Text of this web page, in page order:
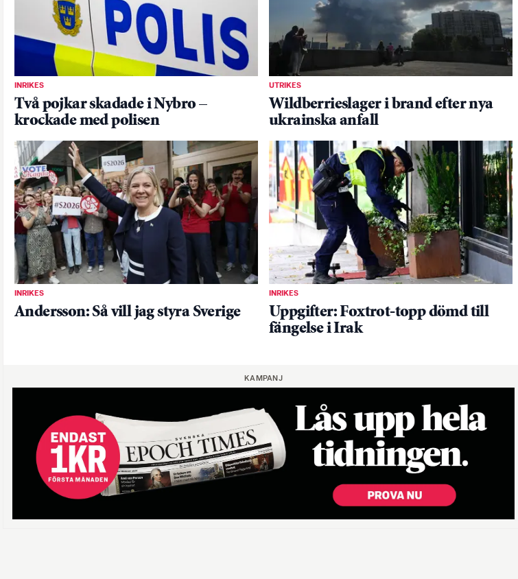
INRIKES
Två pojkar skadade i Nybro –
krockade med polisen
UTRIKES
Wildberrieslager i brand efter nya
ukrainska anfall
INRIKES
Andersson: Så vill jag styra Sverige
INRIKES
Uppgifter: Foxtrot-topp dömd till
fängelse i Irak
KAMPANJ